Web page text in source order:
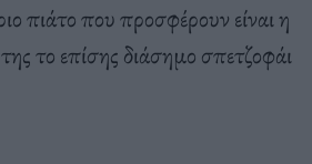
πιάτο που προσφέρουν είναι η
το επίσης διάσημο σπετζοφάι